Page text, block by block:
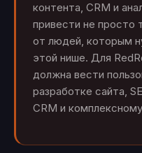
контента, CRM и
привести не просто
от людей, которым
этой нише. Для
должна вести
разработке сайта,
CRM и